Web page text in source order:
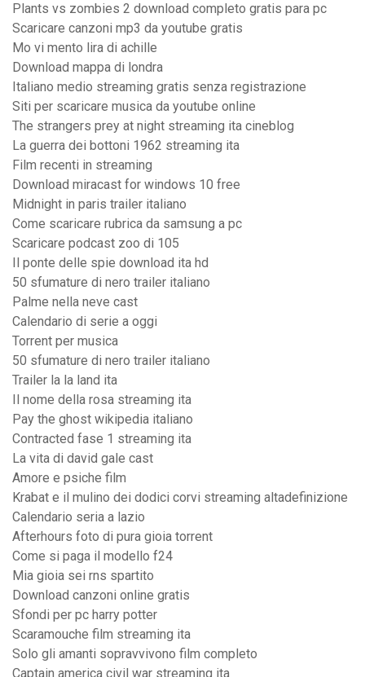
Plants vs zombies 2 download completo gratis para pc
Scaricare canzoni mp3 da youtube gratis
Mo vi mento lira di achille
Download mappa di londra
Italiano medio streaming gratis senza registrazione
Siti per scaricare musica da youtube online
The strangers prey at night streaming ita cineblog
La guerra dei bottoni 1962 streaming ita
Film recenti in streaming
Download miracast for windows 10 free
Midnight in paris trailer italiano
Come scaricare rubrica da samsung a pc
Scaricare podcast zoo di 105
Il ponte delle spie download ita hd
50 sfumature di nero trailer italiano
Palme nella neve cast
Calendario di serie a oggi
Torrent per musica
50 sfumature di nero trailer italiano
Trailer la la land ita
Il nome della rosa streaming ita
Pay the ghost wikipedia italiano
Contracted fase 1 streaming ita
La vita di david gale cast
Amore e psiche film
Krabat e il mulino dei dodici corvi streaming altadefinizione
Calendario seria a lazio
Afterhours foto di pura gioia torrent
Come si paga il modello f24
Mia gioia sei rns spartito
Download canzoni online gratis
Sfondi per pc harry potter
Scaramouche film streaming ita
Solo gli amanti sopravvivono film completo
Captain america civil war streaming ita